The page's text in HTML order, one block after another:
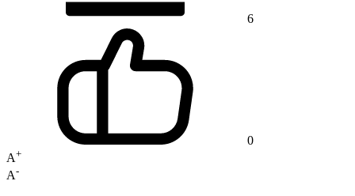
6
0
A+
A-